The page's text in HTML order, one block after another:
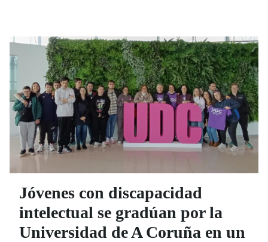
Jóvenes con discapacidad
intelectual se gradúan por la
Universidad de A Coruña en un